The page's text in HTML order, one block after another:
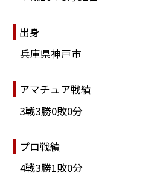
出身
兵庫県神戸市
アマチュア戦績
3戦3勝0敗0分
プロ戦績
4戦3勝1敗0分